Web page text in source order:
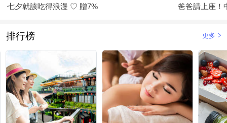
七夕就該吃得浪漫 ♡ 贈7% 爸爸請上座！
排行榜 更多